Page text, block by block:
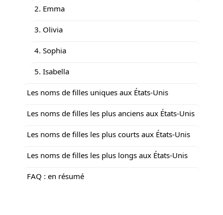
2. Emma
3. Olivia
4. Sophia
5. Isabella
Les noms de filles uniques aux États-Unis
Les noms de filles les plus anciens aux États-Unis
Les noms de filles les plus courts aux États-Unis
Les noms de filles les plus longs aux États-Unis
FAQ : en résumé